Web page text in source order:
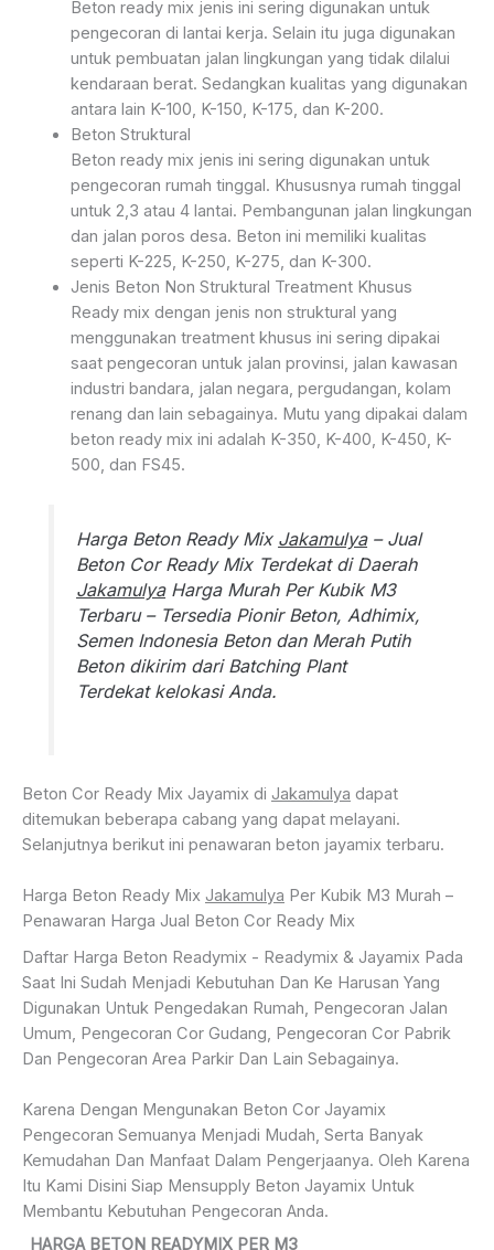
Beton ready mix jenis ini sering digunakan untuk
pengecoran di lantai kerja. Selain itu juga digunakan
untuk pembuatan jalan lingkungan yang tidak dilalui
kendaraan berat. Sedangkan kualitas yang digunakan
antara lain K-100, K-150, K-175, dan K-200.
Beton Struktural
Beton ready mix jenis ini sering digunakan untuk
pengecoran rumah tinggal. Khususnya rumah tinggal
untuk 2,3 atau 4 lantai. Pembangunan jalan lingkungan
dan jalan poros desa. Beton ini memiliki kualitas
seperti K-225, K-250, K-275, dan K-300.
Jenis Beton Non Struktural Treatment Khusus
Ready mix dengan jenis non struktural yang
menggunakan treatment khusus ini sering dipakai
saat pengecoran untuk jalan provinsi, jalan kawasan
industri bandara, jalan negara, pergudangan, kolam
renang dan lain sebagainya. Mutu yang dipakai dalam
beton ready mix ini adalah K-350, K-400, K-450, K-
500, dan FS45.
Harga Beton Ready Mix Jakamulya– Jual
Beton Cor Ready Mix Terdekat di Daerah
JakamulyaHarga Murah Per Kubik M3
Terbaru – Tersedia Pionir Beton, Adhimix,
Semen Indonesia Beton dan Merah Putih
Beton dikirim dari Batching Plant
Terdekat kelokasi Anda.
Beton Cor Ready Mix Jayamix di Jakamulya dapat
ditemukan beberapa cabang yang dapat melayani.
Selanjutnya berikut ini penawaran beton jayamix terbaru.
Harga Beton Ready Mix Jakamulya Per Kubik M3 Murah –
Penawaran Harga Jual Beton Cor Ready Mix
Daftar Harga Beton Readymix - Readymix & Jayamix Pada
Saat Ini Sudah Menjadi Kebutuhan Dan Ke Harusan Yang
Digunakan Untuk Pengedakan Rumah, Pengecoran Jalan
Umum, Pengecoran Cor Gudang, Pengecoran Cor Pabrik
Dan Pengecoran Area Parkir Dan Lain Sebagainya.
Karena Dengan Mengunakan Beton Cor Jayamix
Pengecoran Semuanya Menjadi Mudah, Serta Banyak
Kemudahan Dan Manfaat Dalam Pengerjaanya. Oleh Karena
Itu Kami Disini Siap Mensupply Beton Jayamix Untuk
Membantu Kebutuhan Pengecoran Anda.
HARGA BETON READYMIX PER M3